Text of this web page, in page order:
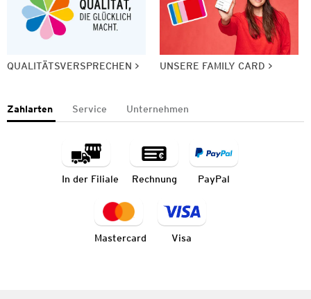
QUALITÄTSVERSPRECHEN UNSERE FAMILY CARD
Zahlarten Service Unternehmen
In der Filiale Rechnung PayPal
Mastercard Visa